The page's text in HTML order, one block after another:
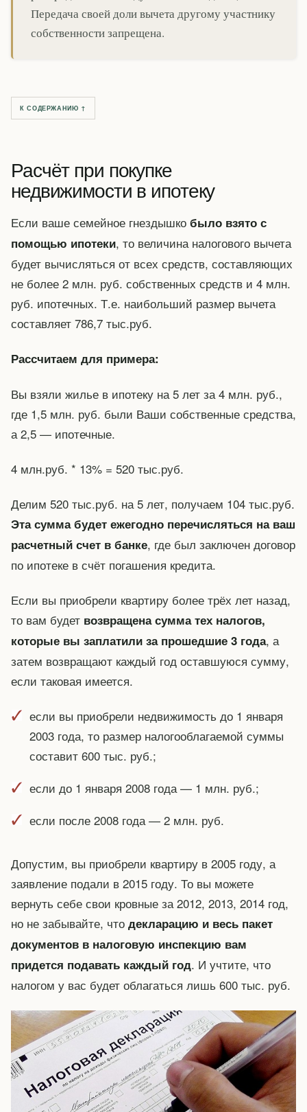
Передача своей доли вычета другому участнику
собственности запрещена.
К СОДЕРЖАНИЮ ↑
Расчёт при покупке
недвижимости в ипотеку
Если ваше семейное гнездышко было взято с
помощью ипотеки, то величина налогового вычета
будет вычисляться от всех средств, составляющих
не более 2 млн. руб. собственных средств и 4 млн.
руб. ипотечных. Т.е. наибольший размер вычета
составляет 786,7 тыс.руб.
Рассчитаем для примера:
Вы взяли жилье в ипотеку на 5 лет за 4 млн. руб.,
где 1,5 млн. руб. были Ваши собственные средства,
а 2,5 — ипотечные.
4 млн.руб. * 13% = 520 тыс.руб.
Делим 520 тыс.руб. на 5 лет, получаем 104 тыс.руб.
Эта сумма будет ежегодно перечисляться на ваш
расчетный счет в банке, где был заключен договор
по ипотеке в счёт погашения кредита.
Если вы приобрели квартиру более трёх лет назад,
то вам будет возвращена сумма тех налогов,
которые вы заплатили за прошедшие 3 года, а
затем возвращают каждый год оставшуюся сумму,
если таковая имеется.
если вы приобрели недвижимость до 1 января
2003 года, то размер налогооблагаемой суммы
составит 600 тыс. руб.;
если до 1 января 2008 года — 1 млн. руб.;
если после 2008 года — 2 млн. руб.
Допустим, вы приобрели квартиру в 2005 году, а
заявление подали в 2015 году. То вы можете
вернуть себе свои кровные за 2012, 2013, 2014 год,
но не забывайте, что декларацию и весь пакет
документов в налоговую инспекцию вам
придется подавать каждый год. И учтите, что
налогом у вас будет облагаться лишь 600 тыс. руб.